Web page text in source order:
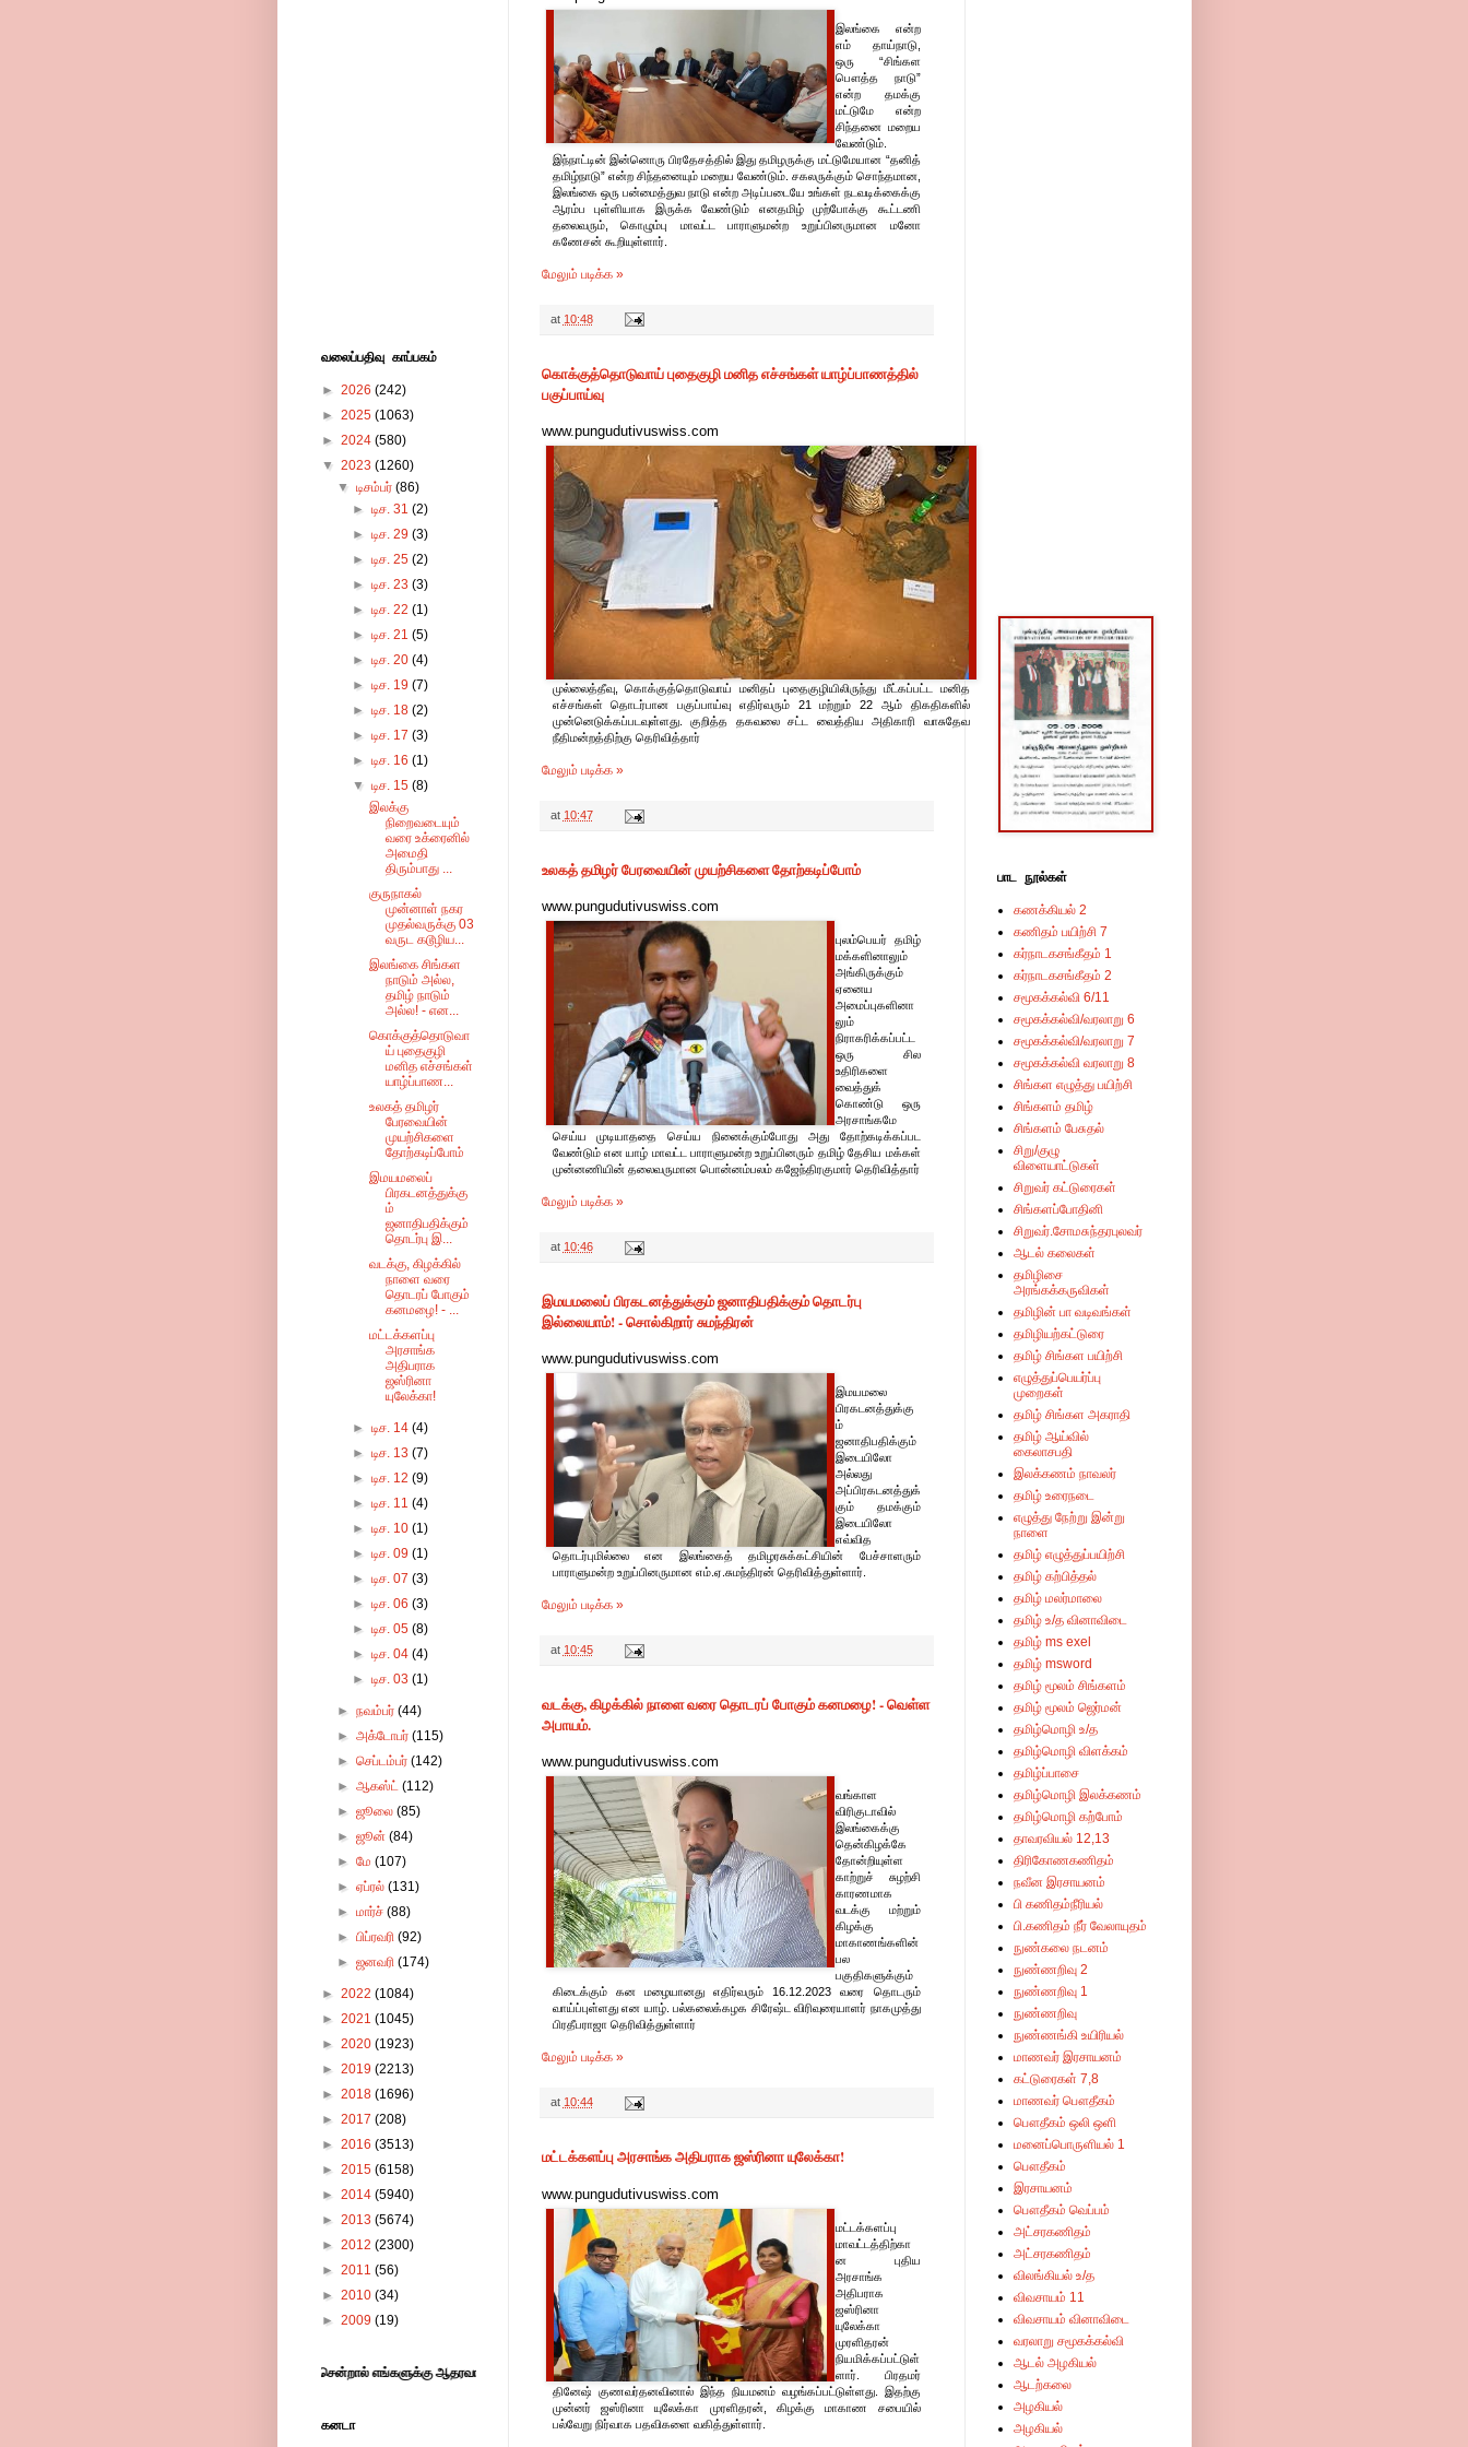
இலங்கை என்ற
எம் தாய்நாடு,
ஒரு “சிங்கள
பௌத்த நாடு”
என்ற தமக்கு
மட்டுமே என்ற
சிந்தனை மறைய
வேண்டும்.
இந்நாட்டின் இன்னொரு பிரதேசத்தில் இது தமிழருக்கு மட்டுமேயான “தனித்
தமிழ்நாடு” என்ற சிந்தனையும் மறைய வேண்டும். சகலருக்கும் சொந்தமான,
இலங்கை ஒரு பன்மைத்துவ நாடு என்ற அடிப்படையே உங்கள் நடவடிக்கைக்கு
ஆரம்ப புள்ளியாக இருக்க வேண்டும் எனதமிழ் முற்போக்கு கூட்டணி
தலைவரும், கொழும்பு மாவட்ட பாராளுமன்ற உறுப்பினருமான மனோ
கணேசன் கூறியுள்ளார்.
மேலும் படிக்க »
at 10:48
கொக்குத்தொடுவாய் புதைகுழி மனித எச்சங்கள் யாழ்ப்பாணத்தில்
பகுப்பாய்வு
www.pungudutivuswiss.com
முல்லைத்தீவு, கொக்குத்தொடுவாய் மனிதப் புதைகுழியிலிருந்து மீட்கப்பட்ட மனித
எச்சங்கள் தொடர்பான பகுப்பாய்வு எதிர்வரும் 21 மற்றும் 22 ஆம் திகதிகளில்
முன்னெடுக்கப்படவுள்ளது. குறித்த தகவலை சட்ட வைத்திய அதிகாரி வாசுதேவ
நீதிமன்றத்திற்கு தெரிவித்தார்
மேலும் படிக்க »
at 10:47
உலகத் தமிழர் பேரவையின் முயற்சிகளை தோற்கடிப்போம்
www.pungudutivuswiss.com
புலம்பெயர் தமிழ்
மக்களினாலும்
அங்கிருக்கும்
ஏனைய
அமைப்புகளினா
லும்
நிராகரிக்கப்பட்ட
ஒரு சில
உதிரிகளை
வைத்துக்
கொண்டு ஒரு
அரசாங்கமே
செய்ய முடியாததை செய்ய நினைக்கும்போது அது தோற்கடிக்கப்பட
வேண்டும் என யாழ் மாவட்ட பாராளுமன்ற உறுப்பினரும் தமிழ் தேசிய மக்கள்
முன்னணியின் தலைவருமான பொன்னம்பலம் கஜேந்திரகுமார் தெரிவித்தார்
மேலும் படிக்க »
at 10:46
இமயமலைப் பிரகடனத்துக்கும் ஜனாதிபதிக்கும் தொடர்பு
இல்லையாம்! - சொல்கிறார் சுமந்திரன்
www.pungudutivuswiss.com
இமயமலை
பிரகடனத்துக்கு
ம்
ஜனாதிபதிக்கும்
இடையிலோ
அல்லது
அப்பிரகடனத்துக்
கும் தமக்கும்
இடையிலோ
எவ்வித
தொடர்புமில்லை என இலங்கைத் தமிழரசுக்கட்சியின் பேச்சாளரும்
பாராளுமன்ற உறுப்பினருமான எம்.ஏ.சுமந்திரன் தெரிவித்துள்ளார்.
மேலும் படிக்க »
at 10:45
வடக்கு, கிழக்கில் நாளை வரை தொடரப் போகும் கனமழை! - வெள்ள
அபாயம்.
www.pungudutivuswiss.com
வங்காள
விரிகுடாவில்
இலங்கைக்கு
தென்கிழக்கே
தோன்றியுள்ள
காற்றுச் சுழற்சி
காரணமாக
வடக்கு மற்றும்
கிழக்கு
மாகாணங்களின்
பல
பகுதிகளுக்கும்
கிடைக்கும் கன மழையானது எதிர்வரும் 16.12.2023 வரை தொடரும்
வாய்ப்புள்ளது என யாழ். பல்கலைக்கழக சிரேஷ்ட விரிவுரையாளர் நாகமுத்து
பிரதீபராஜா தெரிவித்துள்ளார்
மேலும் படிக்க »
at 10:44
மட்டக்களப்பு அரசாங்க அதிபராக ஜஸ்ரினா யுலேக்கா!
www.pungudutivuswiss.com
மட்டக்களப்பு
மாவட்டத்திற்கா
ன புதிய
அரசாங்க
அதிபராக
ஜஸ்ரினா
யுலேக்கா
முரளிதரன்
நியமிக்கப்பட்டுள்
ளார். பிரதமர்
தினேஷ் குணவர்தனவினால் இந்த நியமனம் வழங்கப்பட்டுள்ளது. இதற்கு
முன்னர் ஜஸ்ரினா யுலேக்கா முரளிதரன், கிழக்கு மாகாண சபையில்
பல்வேறு நிர்வாக பதவிகளை வகித்துள்ளார்.
வலைப்பதிவு காப்பகம்
► 2026 (242)
► 2025 (1063)
► 2024 (580)
▼ 2023 (1260)
▼ டிசம்பர் (86)
►டிச. 31(2)
►டிச. 29(3)
►டிச. 25(2)
►டிச. 23(3)
►டிச. 22(1)
►டிச. 21(5)
►டிச. 20(4)
►டிச. 19(7)
►டிச. 18(2)
►டிச. 17(3)
►டிச. 16(1)
▼டிச. 15(8)
இலக்கு
நிறைவடையும்
வரை உக்ரைனில்
அமைதி
திரும்பாது ...
குருநாகல்
முன்னாள் நகர
முதல்வருக்கு 03
வருட கடூழிய...
இலங்கை சிங்கள
நாடும் அல்ல,
தமிழ் நாடும்
அல்ல! - என...
கொக்குத்தொடுவா
ய் புதைகுழி
மனித எச்சங்கள்
யாழ்ப்பாண...
உலகத் தமிழர்
பேரவையின்
முயற்சிகளை
தோற்கடிப்போம்
இமயமலைப்
பிரகடனத்துக்கு
ம்
ஜனாதிபதிக்கும்
தொடர்பு இ...
வடக்கு, கிழக்கில்
நாளை வரை
தொடரப் போகும்
கனமழை! - ...
மட்டக்களப்பு
அரசாங்க
அதிபராக
ஜஸ்ரினா
யுலேக்கா!
►டிச. 14(4)
►டிச. 13(7)
►டிச. 12(9)
►டிச. 11(4)
►டிச. 10(1)
►டிச. 09(1)
►டிச. 07(3)
►டிச. 06(3)
►டிச. 05(8)
►டிச. 04(4)
►டிச. 03(1)
► நவம்பர் (44)
► அக்டோபர் (115)
► செப்டம்பர் (142)
► ஆகஸ்ட் (112)
► ஜூலை (85)
► ஜூன் (84)
► மே (107)
► ஏப்ரல் (131)
► மார்ச் (88)
► பிப்ரவரி (92)
► ஜனவரி (174)
► 2022 (1084)
► 2021 (1045)
► 2020 (1923)
► 2019 (2213)
► 2018 (1696)
► 2017 (208)
► 2016 (3513)
► 2015 (6158)
► 2014 (5940)
► 2013 (5674)
► 2012 (2300)
► 2011 (56)
► 2010 (34)
► 2009 (19)
விளம்பரங்களில் கிளிக் செய்து விட்டு சென்றால் எங்களுக்கு ஆதரவாக இருக்கும் .தொடர்புகள்-pungudutivu1@gmail.com
கனடா
பாட நூல்கள்
கணக்கியல் 2
கணிதம் பயிற்சி 7
கர்நாடகசங்கீதம் 1
கர்நாடகசங்கீதம் 2
சமூகக்கல்வி 6/11
சமூகக்கல்வி/வரலாறு 6
சமூகக்கல்வி/வரலாறு 7
சமூகக்கல்வி வரலாறு 8
சிங்கள எழுத்து பயிற்சி
சிங்களம் தமிழ்
சிங்களம் பேசுதல்
சிறு/குழு
விளையாட்டுகள்
சிறுவர் கட்டுரைகள்
சிங்களப்போதினி
சிறுவர்.சோமசுந்தரபுலவர்
ஆடல் கலைகள்
தமிழிசை
அரங்கக்கருவிகள்
தமிழின் பா வடிவங்கள்
தமிழியற்கட்டுரை
தமிழ் சிங்கள பயிற்சி
எழுத்துப்பெயர்ப்பு
முறைகள்
தமிழ் சிங்கள அகராதி
தமிழ் ஆய்வில்
கைலாசபதி
இலக்கணம் நாவலர்
தமிழ் உரைநடை
எழுத்து நேற்று இன்று
நாளை
தமிழ் எழுத்துப்பயிற்சி
தமிழ் கற்பித்தல்
தமிழ் மலர்மாலை
தமிழ் உ/த வினாவிடை
தமிழ் ms exel
தமிழ் msword
தமிழ் மூலம் சிங்களம்
தமிழ் மூலம் ஜெர்மன்
தமிழ்மொழி உ/த
தமிழ்மொழி விளக்கம்
தமிழ்ப்பாசை
தமிழ்மொழி இலக்கணம்
தமிழ்மொழி கற்போம்
தாவரவியல் 12,13
திரிகோணகணிதம்
நவீன இரசாயனம்
பி கணிதம்நீரியல்
பி.கணிதம் நீர் வேலாயுதம்
நுண்கலை நடனம்
நுண்ணறிவு 2
நுண்ணறிவு 1
நுண்ணறிவு
நுண்ணங்கி உயிரியல்
மாணவர் இரசாயனம்
கட்டுரைகள் 7,8
மாணவர் பௌதீகம்
பௌதீகம் ஒலி ஒளி
மனைப்பொருளியல் 1
பௌதீகம்
இரசாயனம்
பௌதீகம் வெப்பம்
அட்சரகணிதம்
அட்சரகணிதம்
விலங்கியல் உ/த
விவசாயம் 11
விவசாயம் வினாவிடை
வரலாறு சமூகக்கல்வி
ஆடல் அழகியல்
ஆடற்கலை
அழகியல்
அழகியல்